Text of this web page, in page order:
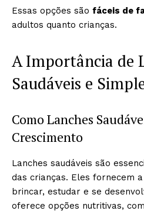
Essas opções são fáceis de
adultos quanto crianças.
A Importância de
Saudáveis e
Como Lanches
Crescimento
Lanches saudáveis são
das crianças. Eles fornecem
brincar, estudar e se
oferece opções nutritivas,